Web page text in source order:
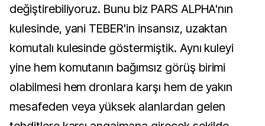
değiştirebiliyoruz. Bunu biz PARS ALPHA'nın
kulesinde, yani TEBER'in insansız, uzaktan
komutalı kulesinde göstermiştik. Aynı kuleyi
yine hem komutanın bağımsız görüş birimi
olabilmesi hem dronlara karşı hem de yakın
mesafeden veya yüksek alanlardan gelen